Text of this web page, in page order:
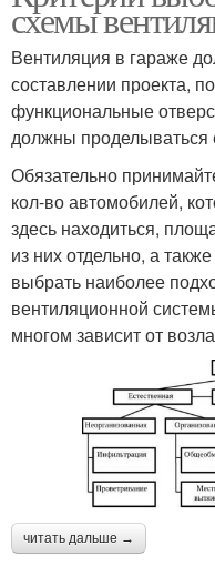
схемы
Вентиляция в гараже
составлении проекта,
функциональные
должны проделываться
Обязательно
кол-во автомобилей,
здесь находиться,
из них отдельно, а
выбрать наиболее
вентиляционной
многом зависит от
читать дальше →